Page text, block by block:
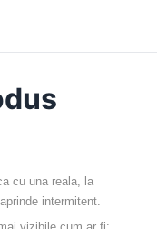
cu una reala, la
intermitent.